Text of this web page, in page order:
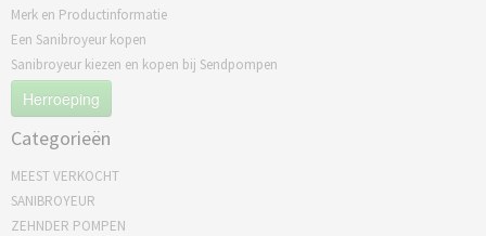
Merk en Productinformatie
Een Sanibroyeur kopen
Sanibroyeur kiezen en kopen bij Sendpompen
Herroeping
Categorieën
MEEST VERKOCHT
SANIBROYEUR
ZEHNDER POMPEN